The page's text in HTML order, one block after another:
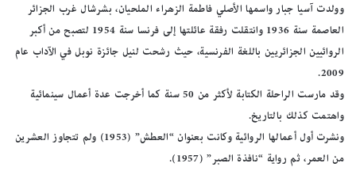
وولدت آسيا جبار واسمها الأصلي فاطمة الزهراء الملحيان، بشرشال غرب الجزائر
العاصمة سنة 1936 وانتقلت رفقة عائلتها إلى فرنسا سنة 1954 لتصبح من أكبر
الروائيين الجزائريين باللغة الفرنسية، حيث رشحت لنيل جائزة نوبل في الآداب عام
2009.
وقد مارست الراحلة الكتابة لأكثر من 50 سنة كما أخرجت عدة أعمال سينمائية
واهتمت كذلك بالتاريخ.
ونشرت أول أعمالها الروائية وكانت بعنوان “العطش” (1953) ولم تتجاوز العشرين
من العمر، ثم رواية “نافذة الصبر” (1957).